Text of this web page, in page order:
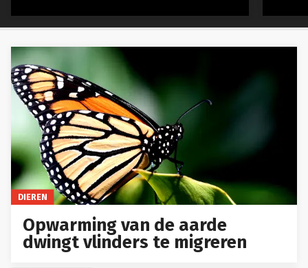
DIEREN
Opwarming van de aarde
dwingt vlinders te migreren